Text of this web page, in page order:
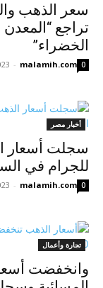
سعر الذهب
تراجع “المعدن
الخضراء”
malamih.com
- 0
أخبار مصر
للجرام في
malamih.com
- 0
تجارة وأعمال